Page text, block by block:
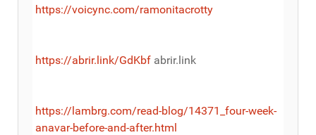
https://voicync.com/ramonitacrotty
https://abrir.link/GdKbf abrir.link
https://lambrg.com/read-blog/14371_four-week-
anavar-before-and-after.html